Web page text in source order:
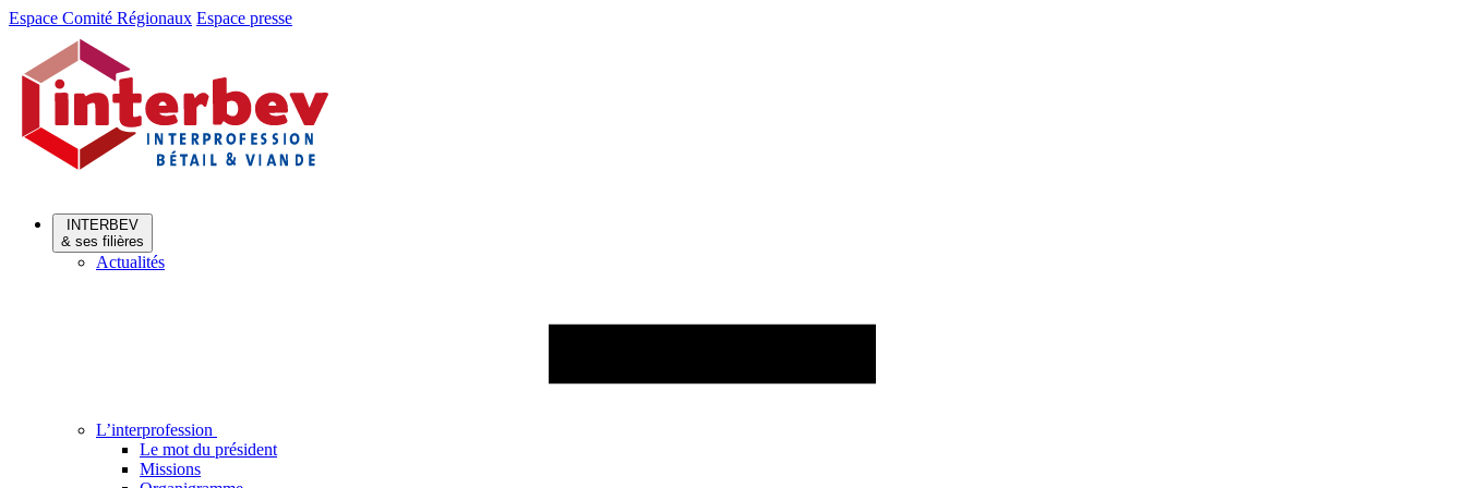
Aller
Aller
contenu
Espace Comité Régionaux Espace presse
INTERBEV
& ses filières
Actualités
L’interprofession
Le mot du président
Missions